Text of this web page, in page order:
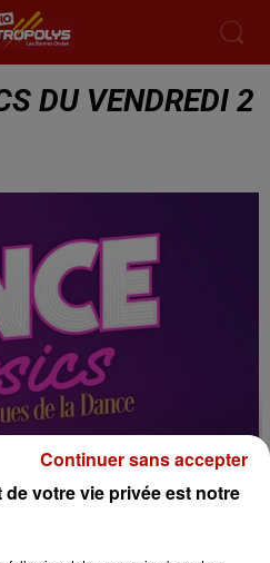
DU VENDREDI 2
de votre vie privée est notre
Continuer sans accepter